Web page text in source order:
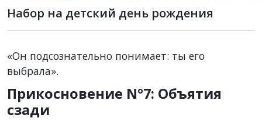
Набор на детский день рождения
«Он подсознательно понимает: ты его
выбрала».
Прикосновение Nº7: Объятия
сзади